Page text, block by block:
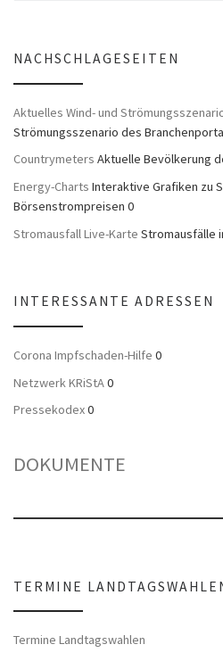
NACHSCHLAGESEITEN
Aktuelles Wind- und
Strömungsszenario des
Countrymeters Aktuelle Bevölkerung
Energy-Charts Interaktive Grafiken zu
Börsenstrompreisen 0
Stromausfall Live-Karte Stromausfälle
INTERESSANTE ADRESSEN
Corona Impfschaden-Hilfe 0
Netzwerk KRiStA0
Pressekodex0
DOKUMENTE
TERMINE
Termine Landtagswahlen